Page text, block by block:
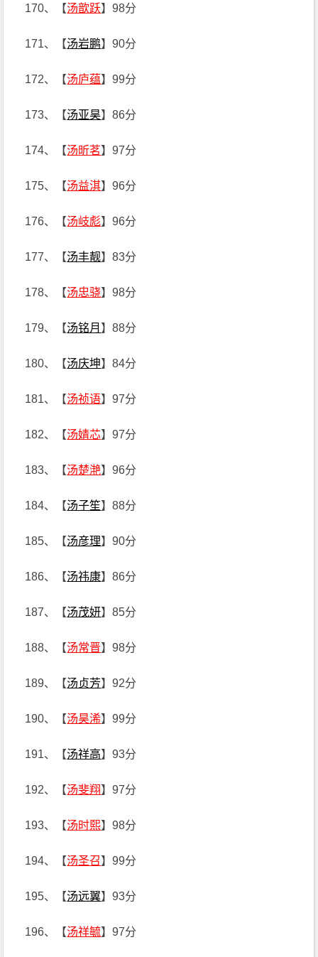
170、【汤歆跃】98分
171、【汤岩鹏】90分
172、【汤庐蕴】99分
173、【汤亚昊】86分
174、【汤昕茗】97分
175、【汤益淇】96分
176、【汤岐彪】96分
177、【汤丰靓】83分
178、【汤忠骁】98分
179、【汤铭月 】88分
180、【汤庆坤】84分
181、【汤祯语】97分
182、【汤婧芯】97分
183、【汤楚滟】96分
184、【汤子笙】88分
185、【汤彦理】90分
186、【汤祎康】86分
187、【汤茂妍】85分
188、【汤常晋】98分
189、【汤贞芳】92分
190、【汤昊浠】99分
191、【汤祥高】93分
192、【汤斐翔】97分
193、【汤时熙】98分
194、【汤圣召】99分
195、【汤远翼】93分
196、【汤祥毓】97分